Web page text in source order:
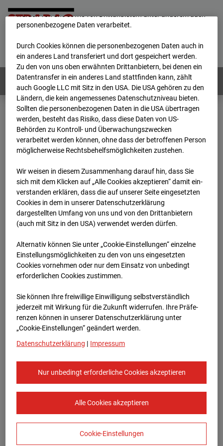
Deutsch / English
Webcams: Alle Länder
Home
Österreich
BC-181 - BV-Meischlgasse Bpl 5B – 96WE - Cam 2
Archiv
2026 07 08 10:45
BC-181 - BV-
Meischlgasse Bpl 5B –
96WE - Cam 2
Meischlgasse 32, 1230 Wien
Zur Übersicht
Europe/Vienna
werden von uns sowie von Drittanbietern unter anderem auch
personenbezogene Daten verarbeitet.
Durch Cookies können die personenbezogenen Daten auch in
ein anderes Land transferiert und dort gespeichert werden.
Zu den von uns oben erwähnten Drittanbietern, bei denen ein
Datentransfer in ein anderes Land stattfinden kann, zählt
auch Google LLC mit Sitz in den USA. Die USA gehören zu den
Ländern, die kein angemessenes Datenschutzniveau bieten.
Sollten die personenbezogenen Daten in die USA übertragen
werden, besteht das Risiko, dass diese Daten von US-
Behörden zu Kontroll- und Überwachungszwecken
verarbeitet werden können, ohne dass der betroffenen Person
möglicherweise Rechtsbehelfsmöglichkeiten zustehen.
Wir weisen in diesem Zusammenhang darauf hin, dass Sie
sich mit dem Klicken auf „Alle Cookies akzeptieren“ damit ein­
ver­standen erklären, dass die auf unserer Seite eingesetzten
Cookies in dem in unserer Datenschutzerklärung
dargestellten Umfang von uns und von den Drittanbietern
(auch mit Sitz in den USA) verwendet werden dürfen.
Alternativ können Sie unter „Cookie-Einstellungen“ einzelne
Einstellungsmöglichkeiten zu den von uns eingesetzten
Cookies vornehmen oder nur dem Einsatz von unbedingt
erforderlichen Cookies zustimmen.
Sie können Ihre freiwillige Einwilligung selbstverständlich
jederzeit mit Wirkung für die Zukunft widerrufen. Ihre Prä­fe­
renzen können in unserer Datenschutzerklärung unter
„Cookie-Einstellungen“ geändert werden.
Datenschutzerklärung | Impressum
Nur unbedingt erforderliche Cookies akzeptieren
Alle Cookies akzeptieren
Cookie-Einstellungen